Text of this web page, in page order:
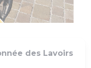
des Lavoirs